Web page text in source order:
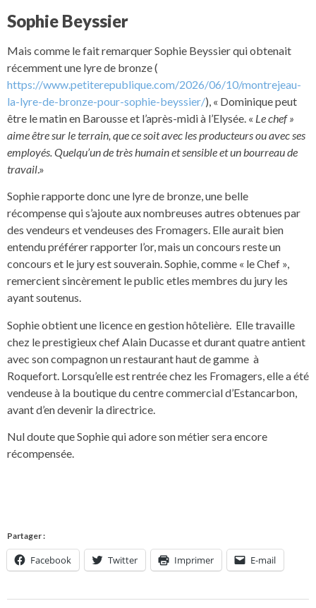
Sophie Beyssier
Mais comme le fait remarquer Sophie Beyssier qui obtenait
récemment une lyre de bronze (
https://www.petiterepublique.com/2026/06/10/montrejeau-
la-lyre-de-bronze-pour-sophie-beyssier/), « Dominique peut
être le matin en Barousse et l’après-midi à l’Elysée. « Le chef »
aime être sur le terrain, que ce soit avec les producteurs ou avec ses
employés. Quelqu’un de très humain et sensible et un bourreau de
travail.»
Sophie rapporte donc une lyre de bronze, une belle
récompense qui s’ajoute aux nombreuses autres obtenues par
des vendeurs et vendeuses des Fromagers. Elle aurait bien
entendu préférer rapporter l’or, mais un concours reste un
concours et le jury est souverain. Sophie, comme « le Chef »,
remercient sincèrement le public etles membres du jury les
ayant soutenus.
Sophie obtient une licence en gestion hôtelière. Elle travaille
chez le prestigieux chef Alain Ducasse et durant quatre antient
avec son compagnon un restaurant haut de gamme à
Roquefort. Lorsqu’elle est rentrée chez les Fromagers, elle a été
vendeuse à la boutique du centre commercial d’Estancarbon,
avant d’en devenir la directrice.
Nul doute que Sophie qui adore son métier sera encore
récompensée.
Partager :
Facebook Twitter Imprimer E-mail